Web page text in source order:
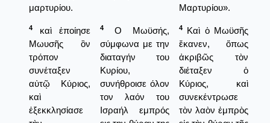
μαρτυρίου.
Μαρτυρίου».
4
καὶ ἐποίησε
Μωυσῆς ὃν
τρόπον
συνέταξεν
αὐτῷ Κύριος,
καὶ
ἐξεκκλησίασε
4
Ο Μωϋσής,
σύμφωνα με την
διαταγήν του
Κυρίου,
συνήθροισε όλον
τον λαόν του
Ισραήλ εμπρός
4
Καὶ ὁ Μωϋσῆς
ἔκανεν, ὅπως
ἀκριβῶς τὸν
διέταξεν ὁ
Κύριος, καὶ
συνεκέντρωσε
τὸν λαὸν ἐμπρὸς